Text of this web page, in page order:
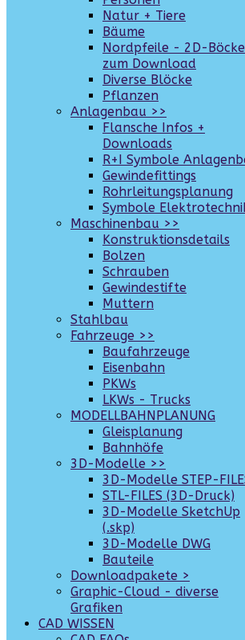
Natur + Tiere
Bäume
Nordpfeile - 2D-Böcke
zum Download
Diverse Blöcke
Pflanzen
Anlagenbau >>
Flansche Infos +
Downloads
R+I Symbole
Gewindefittings
Rohrleitungsplanung
Symbole
Maschinenbau >>
Konstruktionsdetails
Bolzen
Schrauben
Gewindestifte
Muttern
Stahlbau
Fahrzeuge >>
Baufahrzeuge
Eisenbahn
PKWs
LKWs - Trucks
MODELLBAHNPLANUNG
Gleisplanung
Bahnhöfe
3D-Modelle >>
3D-Modelle STEP-
STL-FILES (3D-Druck)
3D-Modelle SketchUp
(.skp)
3D-Modelle DWG
Bauteile
Downloadpakete >
Graphic-Cloud - diverse
Grafiken
CAD WISSEN